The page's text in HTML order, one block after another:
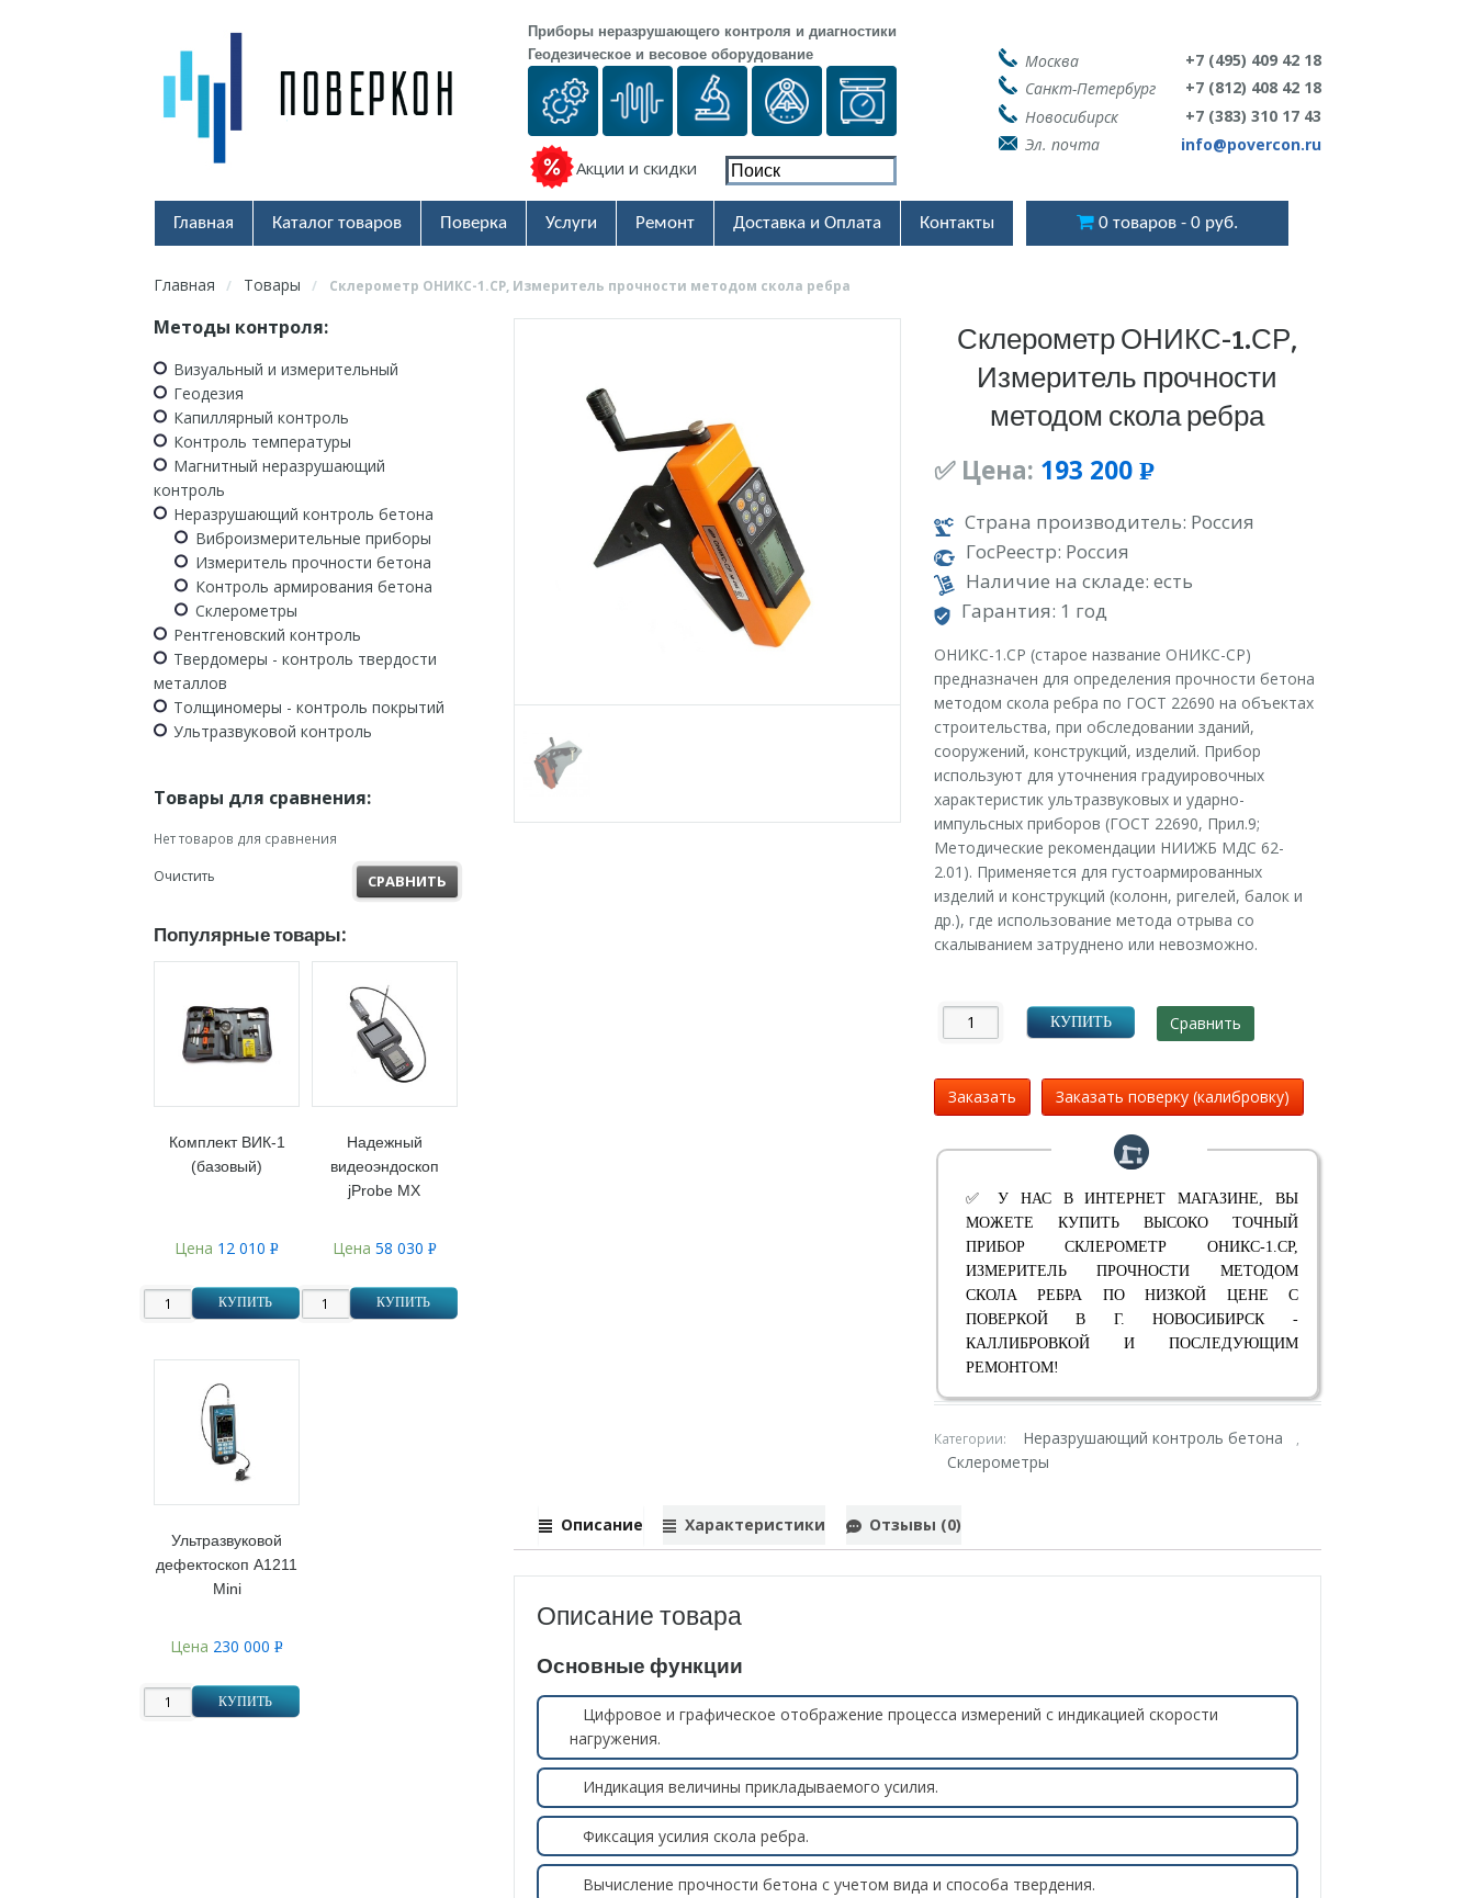
Приборы неразрушающего контроля и диагностики
Геодезическое и весовое оборудование
Акции и скидки
Москва
+7 (495) 409 42 18
Санкт-Петербург
+7 (812) 408 42 18
Новосибирск
+7 (383) 310 17 43
Эл. почта
info@povercon.ru
Главная Каталог товаров Поверка Услуги Ремонт Доставка и Оплата Контакты 0 товаров 0 руб.
Главная / Товары / Склерометр ОНИКС-1.СР, Измеритель прочности методом скола ребра
Склерометр ОНИКС-1.СР,
Измеритель прочности
методом скола ребра
✅ Цена: 193 200 Р
УБ.
Страна производитель: Россия
ГосРеестр: Россия
Наличие на складе: есть
Гарантия: 1 год
ОНИКС-1.СР (старое название ОНИКС-СР)
предназначен для определения прочности бетона
методом скола ребра по ГОСТ 22690 на объектах
строительства, при обследовании зданий,
сооружений, конструкций, изделий. Прибор
используют для уточнения градуировочных
характеристик ультразвуковых и ударно-
импульсных приборов (ГОСТ 22690, Прил.9;
Методические рекомендации НИИЖБ МДС 62-
2.01). Применяется для густоармированных
изделий и конструкций (колонн, ригелей, балок и
др.), где использование метода отрыва со
скалыванием затруднено или невозможно.
КУПИТЬ Сравнить
Заказать Заказать поверку (калибровку)
✅ У НАС В ИНТЕРНЕТ МАГАЗИНЕ, ВЫ
МОЖЕТЕ КУПИТЬ ВЫСОКО ТОЧНЫЙ
ПРИБОР СКЛЕРОМЕТР ОНИКС-1.СР,
ИЗМЕРИТЕЛЬ ПРОЧНОСТИ МЕТОДОМ
СКОЛА РЕБРА ПО НИЗКОЙ ЦЕНЕ С
ПОВЕРКОЙ В Г. НОВОСИБИРСК -
КАЛЛИБРОВКОЙ И ПОСЛЕДУЮЩИМ
РЕМОНТОМ!
Категории: Неразрушающий контроль бетона ,
Склерометры
Описание Характеристики Отзывы (0)
Описание товара
Основные функции
Цифровое и графическое отображение процесса измерений с индикацией скорости
нагружения.
Индикация величины прикладываемого усилия.
Фиксация усилия скола ребра.
Вычисление прочности бетона с учетом вида и способа твердения.
Методы контроля:
Визуальный и измерительный
Геодезия
Капиллярный контроль
Контроль температуры
Магнитный неразрушающий
контроль
Неразрушающий контроль бетона
Виброизмерительные приборы
Измеритель прочности бетона
Контроль армирования бетона
Склерометры
Рентгеновский контроль
Твердомеры - контроль твердости
металлов
Толщиномеры - контроль покрытий
Ультразвуковой контроль
Товары для сравнения:
Нет товаров для сравнения
Очистить
СРАВНИТЬ
Популярные товары:
Комплект ВИК-1
(базовый)
Цена 12 010Р
КУПИТЬ
Надежный
видеоэндоскоп
jProbe MX
Цена 58 030 Р
КУПИТЬ
Ультразвуковой
дефектоскоп А1211
Mini
Цена 230 000Р
КУПИТЬ